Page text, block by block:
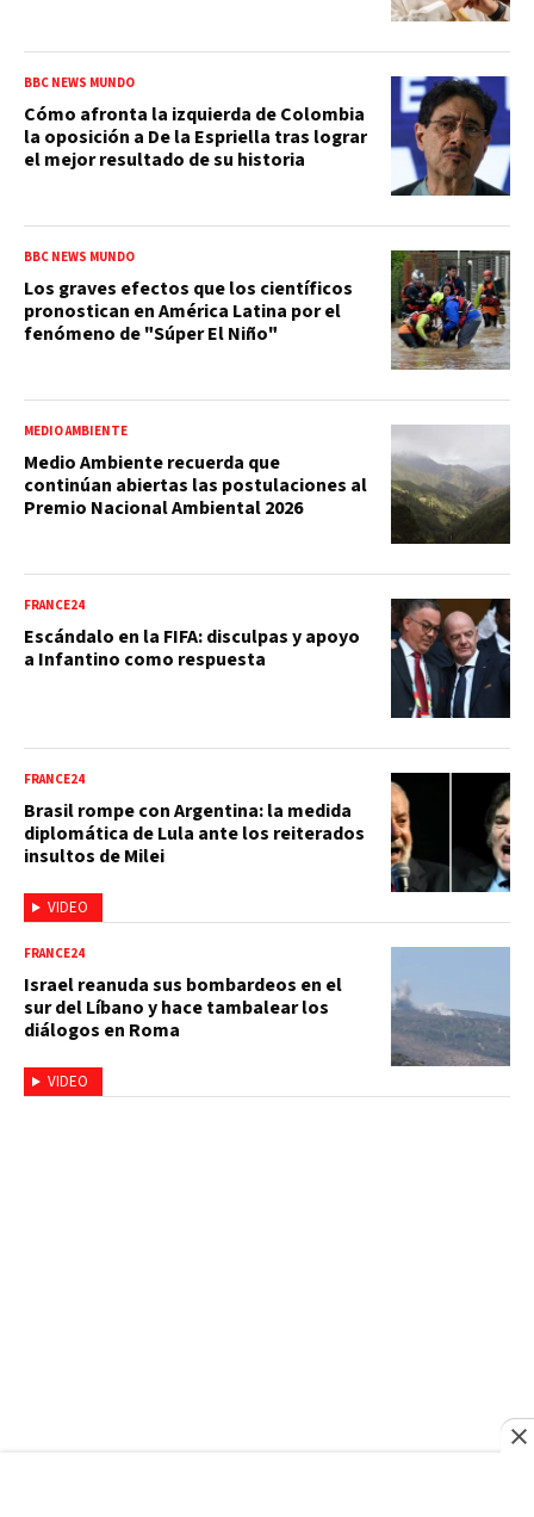
BBC NEWS MUNDO
Cómo afronta la izquierda de Colombia
la oposición a De la Espriella tras lograr
el mejor resultado de su historia
BBC NEWS MUNDO
Los graves efectos que los científicos
pronostican en América Latina por el
fenómeno de "Súper El Niño"
MEDIO AMBIENTE
Medio Ambiente recuerda que
continúan abiertas las postulaciones al
Premio Nacional Ambiental 2026
FRANCE24
Escándalo en la FIFA: disculpas y apoyo
a Infantino como respuesta
VIDEO
FRANCE24
Brasil rompe con Argentina: la medida
diplomática de Lula ante los reiterados
insultos de Milei
VIDEO
FRANCE24
Israel reanuda sus bombardeos en el
sur del Líbano y hace tambalear los
diálogos en Roma